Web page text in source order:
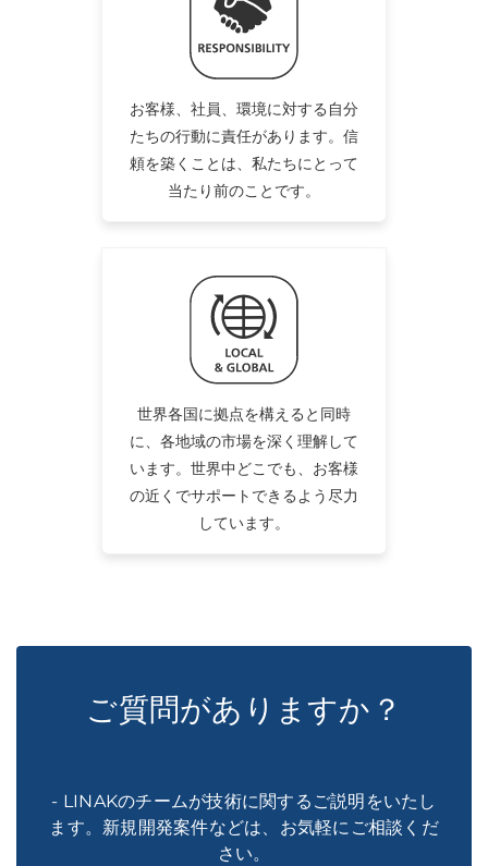
お客様、社員、環境に対する自分
たちの行動に責任があります。信
頼を築くことは、私たちにとって
当たり前のことです。
世界各国に拠点を構えると同時
に、各地域の市場を深く理解して
います。世界中どこでも、お客様
の近くでサポートできるよう尽力
しています。
ご質問がありますか？
- LINAKのチームが技術に関するご説明をいたし
ます。新規開発案件などは、お気軽にご相談くだ
さい。